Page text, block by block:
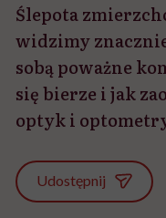
Ślepota
widzimy
sobą poważne
się bierze i jak
optyk i
Udostępnij